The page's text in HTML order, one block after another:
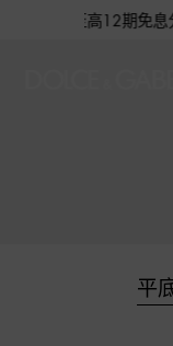
花呗至高12期免息
平